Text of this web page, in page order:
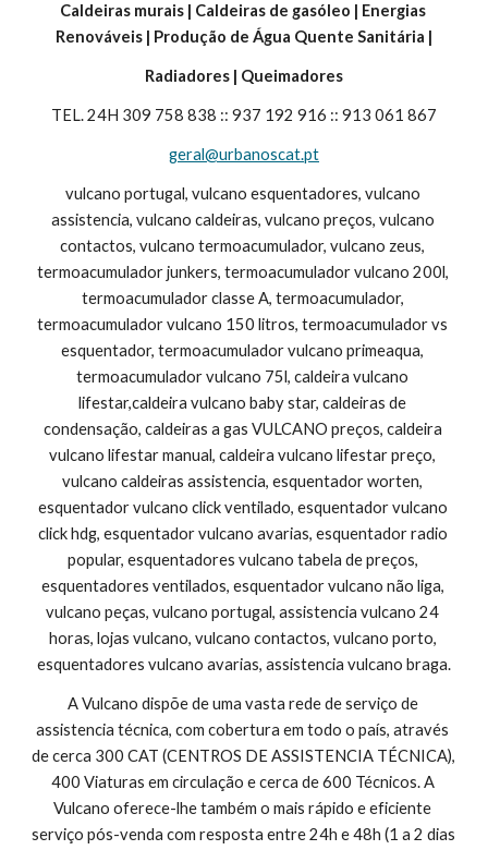
Caldeiras murais | Caldeiras de gasóleo | Energias
Renováveis | Produção de Água Quente Sanitária |
Radiadores | Queimadores
TEL. 24H 309 758 838 :: 937 192 916 :: 913 061 867
geral@urbanoscat.pt
vulcano portugal, vulcano esquentadores, vulcano
assistencia, vulcano caldeiras, vulcano preços, vulcano
contactos, vulcano termoacumulador, vulcano zeus,
termoacumulador junkers, termoacumulador vulcano 200l,
termoacumulador classe A, termoacumulador,
termoacumulador vulcano 150 litros, termoacumulador vs
esquentador, termoacumulador vulcano primeaqua,
termoacumulador vulcano 75l, caldeira vulcano
lifestar,caldeira vulcano baby star, caldeiras de
condensação, caldeiras a gas VULCANO preços, caldeira
vulcano lifestar manual, caldeira vulcano lifestar preço,
vulcano caldeiras assistencia, esquentador worten,
esquentador vulcano click ventilado, esquentador vulcano
click hdg, esquentador vulcano avarias, esquentador radio
popular, esquentadores vulcano tabela de preços,
esquentadores ventilados, esquentador vulcano não liga,
vulcano peças, vulcano portugal, assistencia vulcano 24
horas, lojas vulcano, vulcano contactos, vulcano porto,
esquentadores vulcano avarias, assistencia vulcano braga.
A Vulcano dispõe de uma vasta rede de serviço de
assistencia técnica, com cobertura em todo o país, através
de cerca 300 CAT (CENTROS DE ASSISTENCIA TÉCNICA),
400 Viaturas em circulação e cerca de 600 Técnicos. A
Vulcano oferece-lhe também o mais rápido e eficiente
serviço pós-venda com resposta entre 24h e 48h (1 a 2 dias